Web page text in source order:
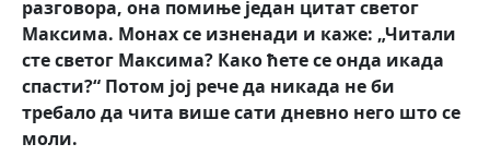
разговора, она помиње један цитат светог
Максима. Монах се изненади и каже: „Читали
сте светог Максима? Како ћете се онда икада
спасти?“ Потом јој рече да никада не би
требало да чита више сати дневно него што се
моли.